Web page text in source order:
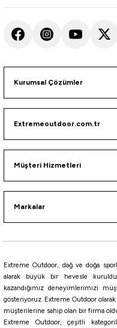
Daiwa CrossCast Rocky Shores II
Okuma Wave Up Spin (ML) 259cm
1.575,00₺
23.894,06 ₺
Kurumsal Çözümler
Extremeoutdoor.com.tr
Müşteri Hizmetleri
Markalar
Extreme Outdoor, dağ ve doğa
alarak büyük bir hevesle
kazandığımız deneyimlerimizi
gösteriyoruz. Extreme Outdoor
müşterilerine sahip olan bir firma
Extreme Outdoor, çeşitli